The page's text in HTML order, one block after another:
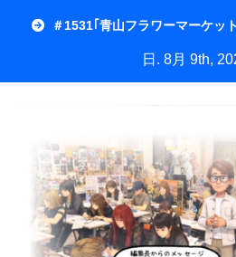
＃1531｢青山フラワーマーケッ
日. 8月 9th,